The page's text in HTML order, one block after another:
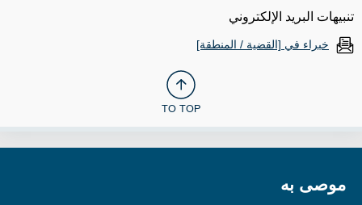
تنبيهات البريد الإلكتروني
خبراء في [القضية / المنطقة]
TO TOP
موصى به